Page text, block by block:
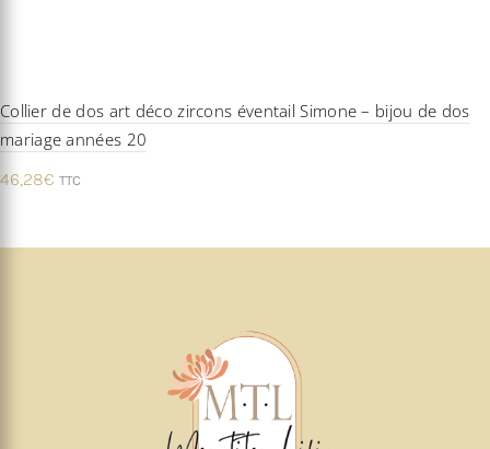
Collier de dos art déco zircons éventail Simone – bijou de dos
mariage années 20
46,28€ TTC